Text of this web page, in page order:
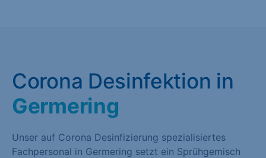
Corona Desinfektion in
Germering
Unser auf Corona Desinfizierung spezialisiertes
Fachpersonal in Germering setzt ein Sprühgemisch